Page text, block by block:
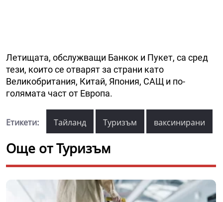
Летищата, обслужващи Банкок и Пукет, са сред
тези, които се отварят за страни като
Великобритания, Китай, Япония, САЩ и по-
голямата част от Европа.
Етикети: Тайланд Туризъм ваксинирани
Още от Туризъм